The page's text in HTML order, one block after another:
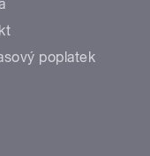
poplatek